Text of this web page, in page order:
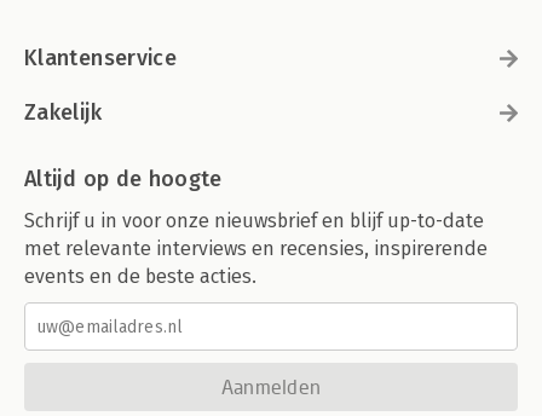
Klantenservice
Zakelijk
Altijd op de hoogte
Schrijf u in voor onze nieuwsbrief en blijf up-to-date
met relevante interviews en recensies, inspirerende
events en de beste acties.
Aanmelden